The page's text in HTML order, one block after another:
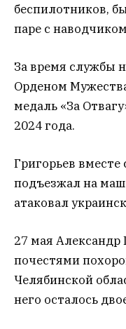
беспилотников,
паре с
За время службы
Орденом
медаль «За
2024 года.
Григорьев
подъезжал на
атаковал
27 мая Александр
почестями
Челябинской
него осталось